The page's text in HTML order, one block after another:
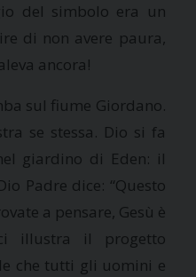
del simbolo era un
di non avere paura,
ancora!
sul fiume Giordano.
se stessa. Dio si fa
giardino di Eden: il
Padre dice: “Questo
a pensare, Gesù è
illustra il progetto
che tutti gli uomini e